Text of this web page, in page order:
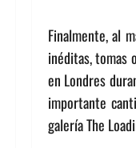
Finalmente, al
inéditas, tomas
en Londres
importante
galería The